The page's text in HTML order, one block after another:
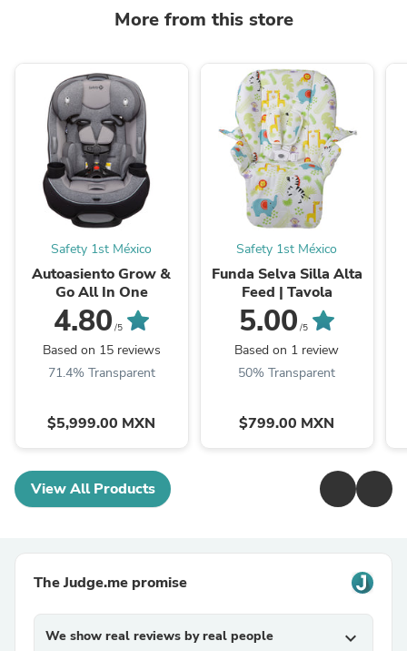
More from this store
Safety 1st México
Autoasiento Grow &
Go All In One
4.80 /5
Based on 15 reviews
71.4% Transparent
$5,999.00 MXN
Safety 1st México
Funda Selva Silla Alta
Feed | Tavola
5.00 /5
Based on 1 review
50% Transparent
$799.00 MXN
View All Products
The Judge.me promise
We show real reviews by real people expand_more